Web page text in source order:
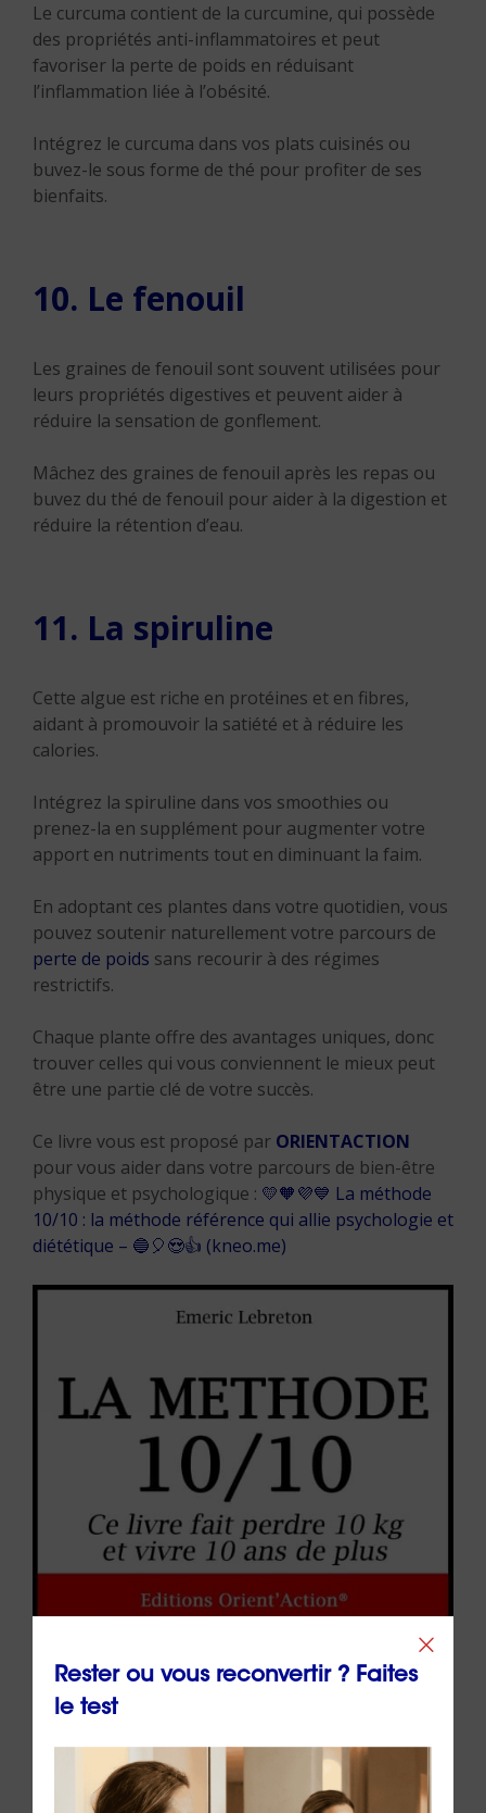
Le curcuma contient de la curcumine, qui possède
des propriétés anti-inflammatoires et peut
favoriser la perte de poids en réduisant
l’inflammation liée à l’obésité.
Intégrez le curcuma dans vos plats cuisinés ou
buvez-le sous forme de thé pour profiter de ses
bienfaits.
10. Le fenouil
Les graines de fenouil sont souvent utilisées pour
leurs propriétés digestives et peuvent aider à
réduire la sensation de gonflement.
Mâchez des graines de fenouil après les repas ou
buvez du thé de fenouil pour aider à la digestion et
réduire la rétention d’eau.
11. La spiruline
Cette algue est riche en protéines et en fibres,
aidant à promouvoir la satiété et à réduire les
calories.
Intégrez la spiruline dans vos smoothies ou
prenez-la en supplément pour augmenter votre
apport en nutriments tout en diminuant la faim.
En adoptant ces plantes dans votre quotidien, vous
pouvez soutenir naturellement votre parcours de
perte de poids sans recourir à des régimes
restrictifs.
Chaque plante offre des avantages uniques, donc
trouver celles qui vous conviennent le mieux peut
être une partie clé de votre succès.
Ce livre vous est proposé par ORIENTACTION
pour vous aider dans votre parcours de bien-être
physique et psychologique : 💛🧡💜💙 La méthode
10/10 : la méthode référence qui allie psychologie et
diététique – 🔵🎈😍👍 (kneo.me)
Rester ou vous reconvertir ? Faites
le test